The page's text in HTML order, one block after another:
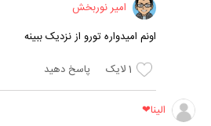
امیر نوربخش
اونم امیدواره تورو از نزدیک ببینه
1لایک پاسخ دهید
الینا❤